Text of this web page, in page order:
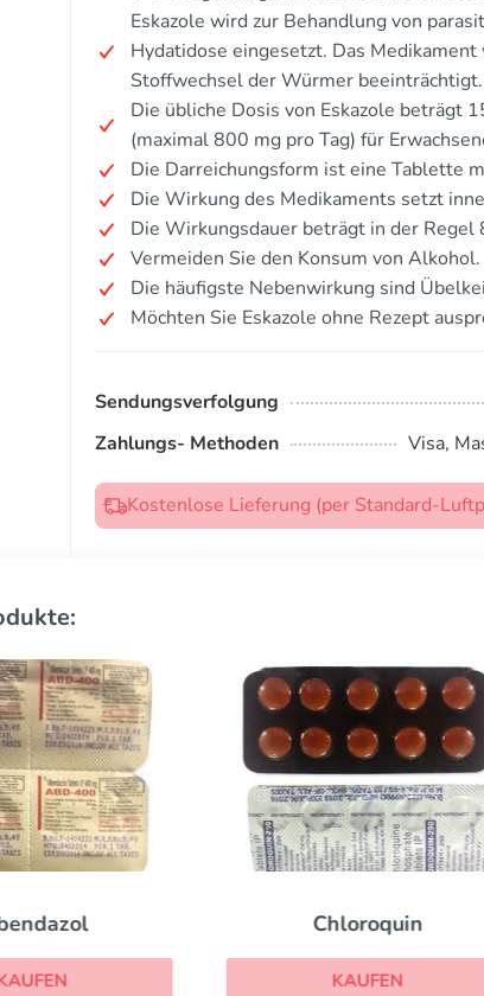
Eskazole wird zur Behandlung von
Hydatidose eingesetzt. Das
Stoffwechsel der Würmer beeinträchtigt.
Die übliche Dosis von Eskazole beträgt
(maximal 800 mg pro Tag) für
Die Darreichungsform ist eine Tablette
Die Wirkung des Medikaments setzt
Die Wirkungsdauer beträgt in der Regel
Vermeiden Sie den Konsum von Alkohol.
Die häufigste Nebenwirkung sind
Möchten Sie Eskazole ohne Rezept
Sendungsverfolgung
Zahlungs- Methoden
Visa,
Kostenlose Lieferung (per Standard-
Chloroquin
KAUFEN
Nix
KAUFEN